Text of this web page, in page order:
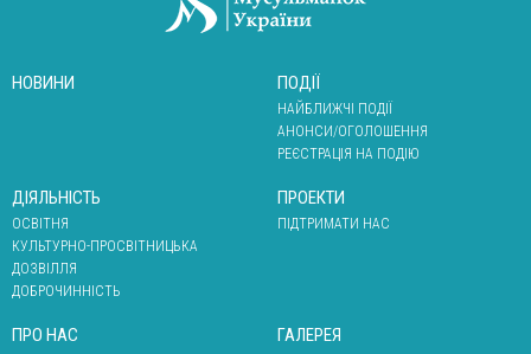
НОВИНИ ПОДІЇ
НАЙБЛИЖЧІ ПОДІЇ
АНОНСИ/ОГОЛОШЕННЯ
РЕЄСТРАЦІЯ НА ПОДІЮ
ДІЯЛЬНІСТЬ
ОСВІТНЯ
КУЛЬТУРНО-ПРОСВІТНИЦЬКА
ДОЗВІЛЛЯ
ДОБРОЧИННІСТЬ
ПРОЕКТИ
ПІДТРИМАТИ НАС
ПРО НАС ГАЛЕРЕЯ